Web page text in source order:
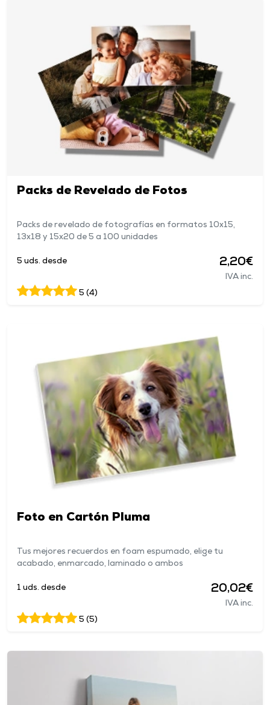
Packs de Revelado de Fotos
Packs de revelado de fotografías en formatos 10x15,
13x18 y 15x20 de 5 a 100 unidades
5 uds. desde 2,20€
IVA inc.
5 (4)
Foto en Cartón Pluma
Tus mejores recuerdos en foam espumado, elige tu
acabado, enmarcado, laminado o ambos
1 uds. desde 20,02€
IVA inc.
5 (5)